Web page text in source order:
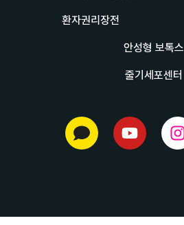
환자권리장전
안성형 보톡스
줄기세포센터